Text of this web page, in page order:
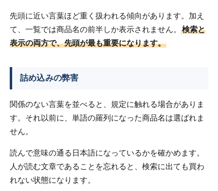
先頭に近い言葉ほど重く扱われる傾向があります。加え
て、一覧では商品名の前半しか表示されません。 検索と
表示の両方で、先頭が最も重要になります。
詰め込みの弊害
関係のない言葉を並べると、規定に触れる場合がありま
す。それ以前に、単語の羅列になった商品名は選ばれま
せん。
読んで意味の通る日本語になっているかを確かめます。
人が読む文章であることを忘れると、検索に出ても買わ
れない状態になります。